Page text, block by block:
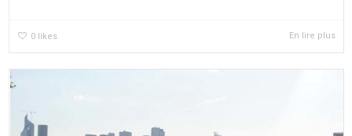
0 likes En lire plus